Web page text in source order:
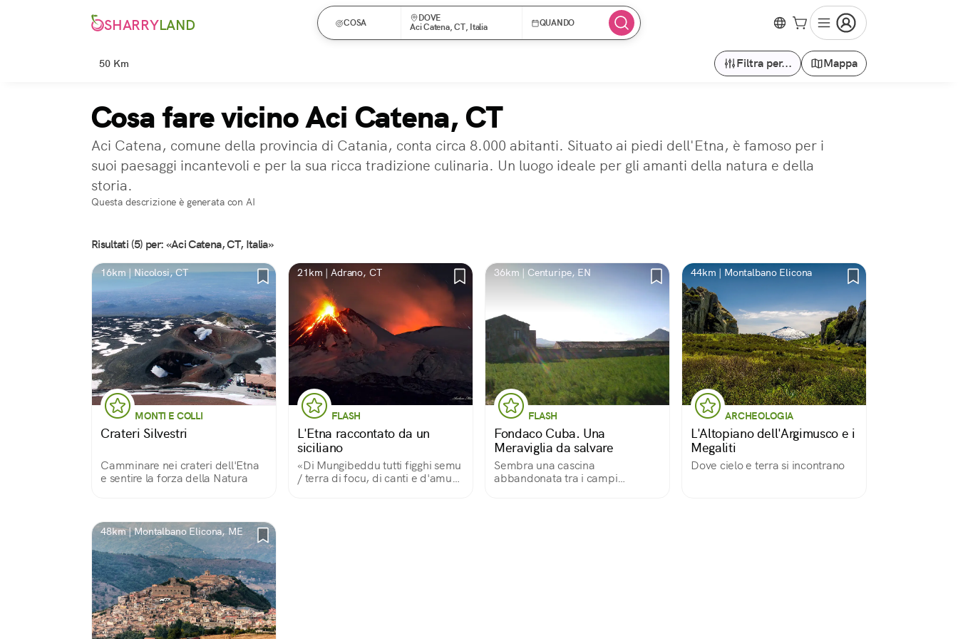
SHARRYLAND COSA
DOVE
Aci Catena, CT, Italia
QUANDO
50 Km Filtra per... Mappa
Cosa fare vicino Aci Catena, CT
Aci Catena, comune della provincia di Catania, conta circa 8.000 abitanti. Situato ai piedi dell'Etna, è famoso per i
suoi paesaggi incantevoli e per la sua ricca tradizione culinaria. Un luogo ideale per gli amanti della natura e della
storia.
Questa descrizione è generata con AI
Risultati (5) per: «Aci Catena, CT, Italia»
16km | Nicolosi, CT
MONTI E COLLI
Crateri Silvestri
Camminare nei crateri dell'Etna
e sentire la forza della Natura
21km | Adrano, CT
FLASH
L'Etna raccontato da un
siciliano
«Di Mungibeddu tutti figghi semu
/ terra di focu, di canti e d'amuri»
36km | Centuripe, EN
FLASH
Fondaco Cuba. Una
Meraviglia da salvare
Sembra una cascina
abbandonata tra i campi
44km | Montalbano Elicona
ARCHEOLOGIA
L'Altopiano dell'Argimusco e i
Megaliti
Dove cielo e terra si incontrano
48km | Montalbano Elicona, ME